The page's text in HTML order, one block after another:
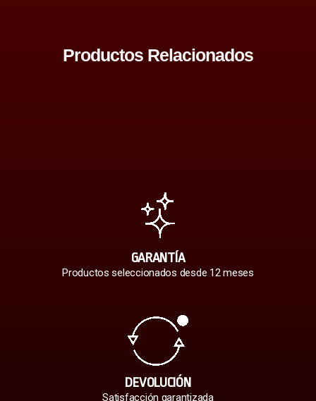
Productos Relacionados
GARANTÍA
Productos seleccionados desde 12 meses
DEVOLUCIÓN
Satisfacción garantizada